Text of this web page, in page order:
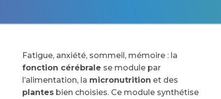
Fatigue, anxiété, sommeil, mémoire : la
fonction cérébrale se module par
l’alimentation, la micronutrition et des
plantesbien choisies. Ce module synthétise